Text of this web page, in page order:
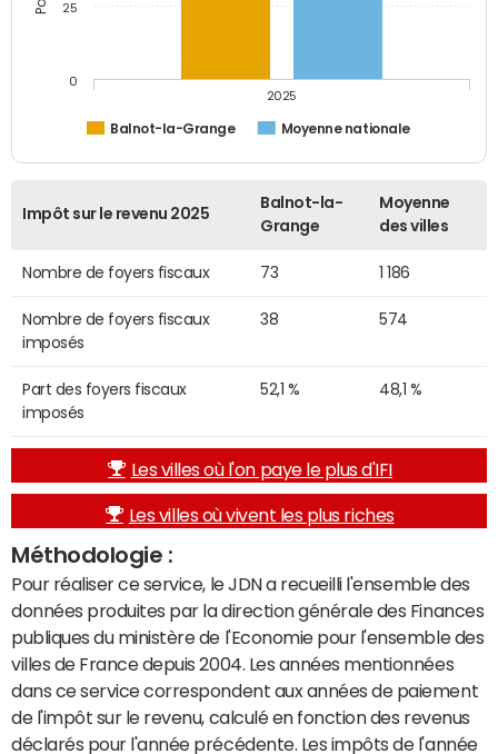
Balnot-la-Grange Moyenne nationale
2025
0
25
Impôt sur le revenu 2025
Balnot-la-
Grange
Moyenne
des villes
Nombre de foyers fiscaux 73 1 186
Nombre de foyers fiscaux
imposés
38 574
Part des foyers fiscaux
imposés
52,1 % 48,1 %
Les villes où l'on paye le plus d'IFI
Les villes où vivent les plus riches
Méthodologie :
Pour réaliser ce service, le JDN a recueilli l'ensemble des
données produites par la direction générale des Finances
publiques du ministère de l'Economie pour l'ensemble des
villes de France depuis 2004. Les années mentionnées
dans ce service correspondent aux années de paiement
de l'impôt sur le revenu, calculé en fonction des revenus
déclarés pour l'année précédente. Les impôts de l'année